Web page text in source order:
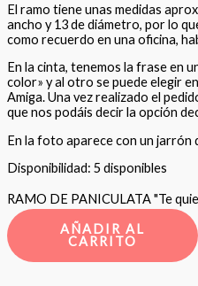
El ramo tiene unas medidas
ancho y 13 de diámetro, por lo
como recuerdo en una oficina,
En la cinta, tenemos la frase en
color» y al otro se puede elegir
Amiga. Una vez realizado el
que nos podáis decir la opción
En la foto aparece con un jarrón
Disponibilidad: 5 disponibles
RAMO DE PANICULATA "Te
AÑADIR AL
CARRITO